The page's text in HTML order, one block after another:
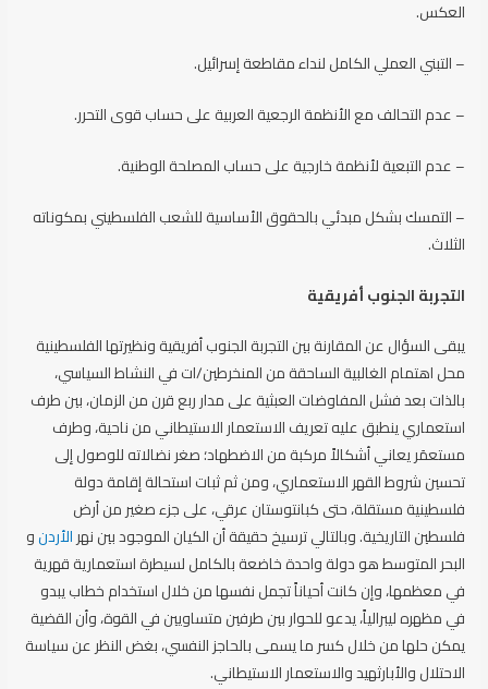
العكس.
– التبني العملي الكامل لنداء مقاطعة إسرائيل.
– عدم التحالف مع الأنظمة الرجعية العربية على حساب قوى التحرر.
– عدم التبعية لأنظمة خارجية على حساب المصلحة الوطنية.
– التمسك بشكل مبدئي بالحقوق الأساسية للشعب الفلسطيني بمكوناته
الثلاث.
التجربة الجنوب أفريقية
يبقى السؤال عن المقارنة بين التجربة الجنوب أفريقية ونظيرتها الفلسطينية
محل اهتمام الغالبية الساحقة من المنخرطين/ات في النشاط السياسي،
بالذات بعد فشل المفاوضات العبثية على مدار ربع قرن من الزمان، بين طرف
استعماري ينطبق عليه تعريف الاستعمار الاستيطاني من ناحية، وطرف
مستعمَر يعاني أشكالاً مركبة من الاضطهاد؛ صغر نضالاته للوصول إلى
تحسين شروط القهر الاستعماري، ومن ثم ثبات استحالة إقامة دولة
فلسطينية مستقلة، حتى كبانتوستان عرقي، على جزء صغير من أرض
فلسطين التاريخية. وبالتالي ترسيخ حقيقة أن الكيان الموجود بين نهرالأردنو
البحر المتوسط هو دولة واحدة خاضعة بالكامل لسيطرة استعمارية قهرية
في معظمها، وإن كانت أحياناً تجمل نفسها من خلال استخدام خطاب يبدو
في مظهره ليبرالياً، يدعو للحوار بين طرفين متساويين في القوة، وأن القضية
يمكن حلها من خلال كسر ما يسمى بالحاجز النفسي، بغض النظر عن سياسة
الاحتلال والأبارثهيد والاستعمار الاستيطاني.